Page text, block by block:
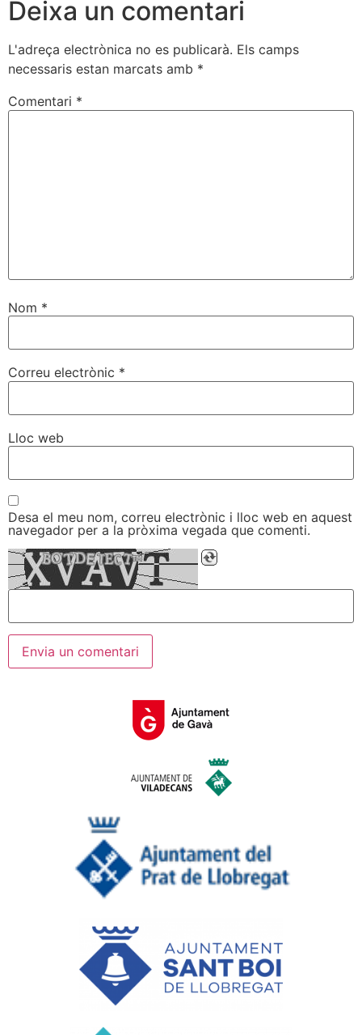
Deixa un comentari
L'adreça electrònica no es publicarà. Els camps
necessaris estan marcats amb *
Comentari *
Nom *
Correu electrònic *
Lloc web
Desa el meu nom, correu electrònic i lloc web en aquest
navegador per a la pròxima vegada que comenti.